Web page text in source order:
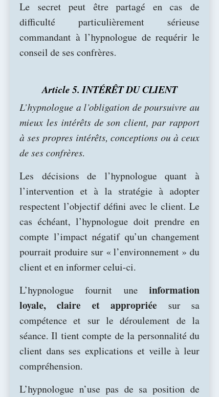
Le secret peut être partagé en cas de
difficulté particulièrement sérieuse
commandant à l’hypnologue de requérir le
conseil de ses confrères.
Article 5. INTÉRÊT DU CLIENT
L’hypnologue a l’obligation de poursuivre au
mieux les intérêts de son client, par rapport
à ses propres intérêts, conceptions ou à ceux
de ses confrères.
Les décisions de l’hypnologue quant à
l’intervention et à la stratégie à adopter
respectent l’objectif défini avec le client. Le
cas échéant, l’hypnologue doit prendre en
compte l’impact négatif qu’un changement
pourrait produire sur « l’environnement » du
client et en informer celui-ci.
L’hypnologue fournit une information
loyale, claire et appropriée sur sa
compétence et sur le déroulement de la
séance. Il tient compte de la personnalité du
client dans ses explications et veille à leur
compréhension.
L’hypnologue n’use pas de sa position de